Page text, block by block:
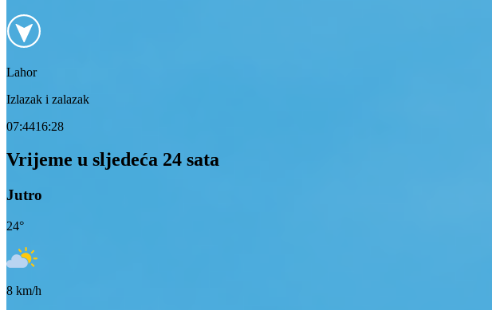
Lahor
Izlazak i zalazak
07:4416:28
Vrijeme u sljedeća 24 sata
Jutro
24°
8 km/h